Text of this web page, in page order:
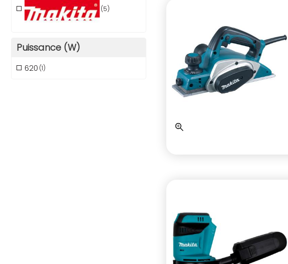
(5)
Puissance (W)
620 (1)